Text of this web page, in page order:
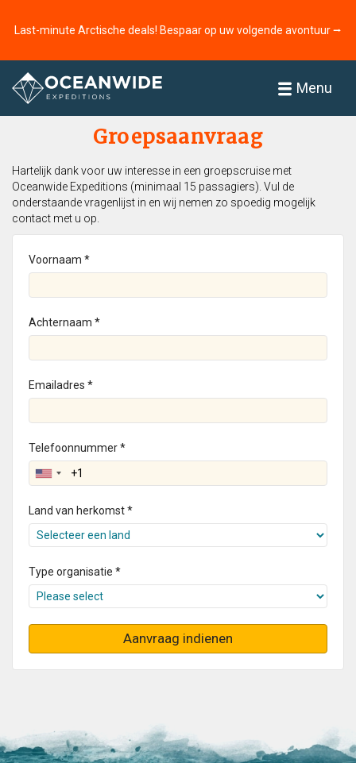
Last-minute Arctische deals! Bespaar op uw volgende avontuur ⭢
Menu
Home
Groepsaanvraag
Hartelijk dank voor uw interesse in een groepscruise met
Oceanwide Expeditions (minimaal 15 passagiers). Vul de
onderstaande vragenlijst in en wij nemen zo spoedig mogelijk
contact met u op.
Voornaam *
Achternaam *
Emailadres *
Telefoonnummer *
Land van herkomst *
Type organisatie *
Aanvraag indienen